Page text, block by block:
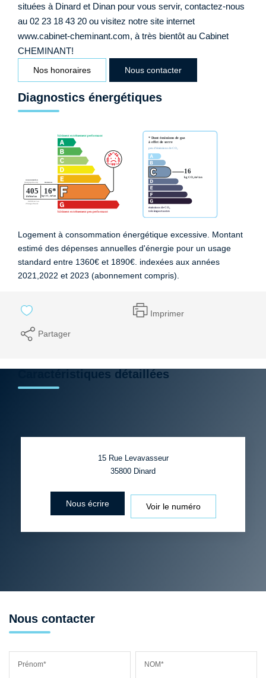
situées à Dinard et Dinan pour vous servir, contactez-nous
au 02 23 18 43 20 ou visitez notre site internet
www.cabinet-cheminant.com, à très bientôt au Cabinet
CHEMINANT!
Nos honoraires Nous contacter
Diagnostics énergétiques
Logement à consommation énergétique excessive. Montant
estimé des dépenses annuelles d'énergie pour un usage
standard entre 1360€ et 1890€. indexées aux années
2021,2022 et 2023 (abonnement compris).
Imprimer
Partager
Caractéristiques détaillées
15 Rue Levavasseur
35800 Dinard
Nous écrire Voir le numéro
Nous contacter
Prénom* NOM*